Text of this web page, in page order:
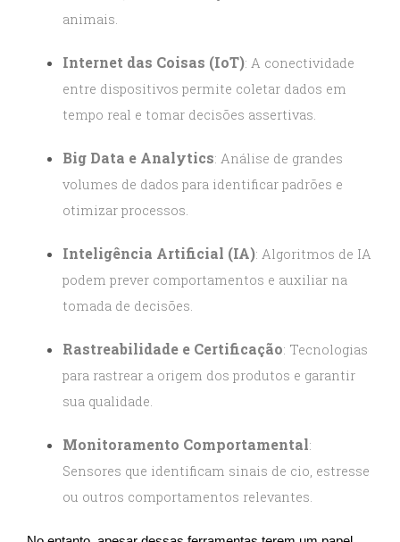
animais.
Internet das Coisas (IoT): A conectividade
entre dispositivos permite coletar dados em
tempo real e tomar decisões assertivas.
Big Data e Analytics: Análise de grandes
volumes de dados para identificar padrões e
otimizar processos.
Inteligência Artificial (IA): Algoritmos de IA
podem prever comportamentos e auxiliar na
tomada de decisões.
Rastreabilidade e Certificação: Tecnologias
para rastrear a origem dos produtos e garantir
sua qualidade.
Monitoramento Comportamental:
Sensores que identificam sinais de cio, estresse
ou outros comportamentos relevantes.